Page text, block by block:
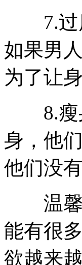
7.过度
如果男
为了让
8.瘦身
身，他
他们没
温馨
能有很
欲越来